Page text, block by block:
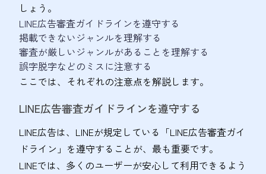
しょう。
LINE広告審査ガイドラインを遵守する
掲載できないジャンルを理解する
審査が厳しいジャンルがあることを理解する
誤字脱字などのミスに注意する
ここでは、それぞれの注意点を解説します。
LINE広告審査ガイドラインを遵守する
LINE広告は、LINEが規定している「LINE広告審査ガイ
ドライン」を遵守することが、最も重要です。
LINEでは、多くのユーザーが安心して利用できるよう